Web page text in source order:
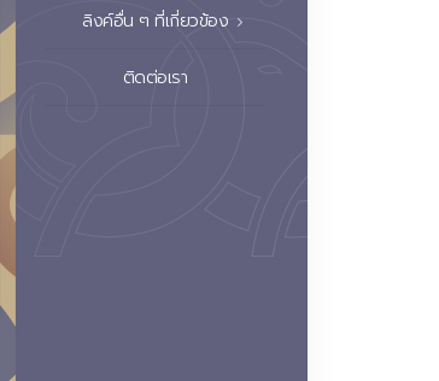
ลิงค์อื่น ๆ ที่เกี่ยวข้อง
ติดต่อเรา